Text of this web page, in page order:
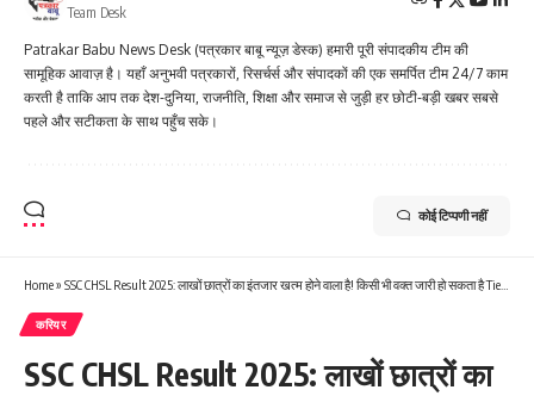
Team Desk
Patrakar Babu News Desk (पत्रकार बाबू न्यूज़ डेस्क) हमारी पूरी संपादकीय टीम की
सामूहिक आवाज़ है। यहाँ अनुभवी पत्रकारों, रिसर्चर्स और संपादकों की एक समर्पित टीम 24/7 काम
करती है ताकि आप तक देश-दुनिया, राजनीति, शिक्षा और समाज से जुड़ी हर छोटी-बड़ी खबर सबसे
पहले और सटीकता के साथ पहुँच सके।
कोई टिप्पणी नहीं
Home» SSC CHSL Result 2025: लाखों छात्रों का इंतजार खत्म होने वाला है! किसी भी वक्त जारी हो सकता है Tier-1 का रिजल्ट, ऐसे करें चेक
करियर
SSC CHSL Result 2025: लाखों छात्रों का